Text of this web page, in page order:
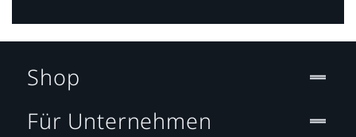
Shop
Für Unternehmen